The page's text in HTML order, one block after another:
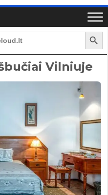
Search Button
Vilniuje